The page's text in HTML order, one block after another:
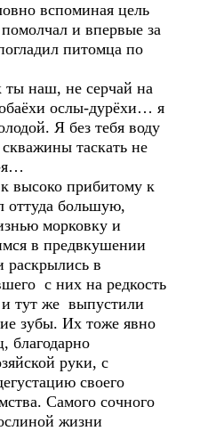
вспоминая цель
и впервые за
питомца по
наш, не серчай на
ослы-дурёхи… я
Я без тебя воду
таскать не
я…
высоко прибитому к
оттуда большую,
морковку и
в предвкушении
раскрылись в
с них на редкость
тут же выпустили
зубы. Их тоже явно
благодарно
руки, с
своего
Самого сочного
жизни